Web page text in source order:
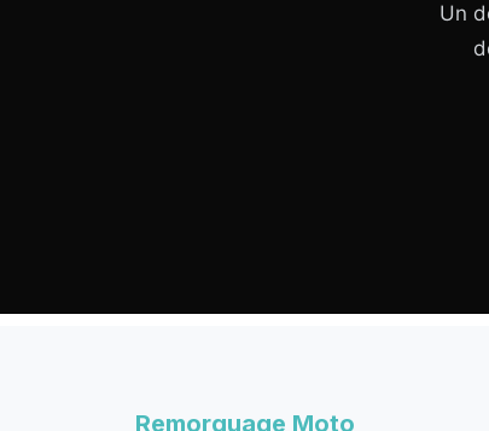
Un
Remorquage Moto